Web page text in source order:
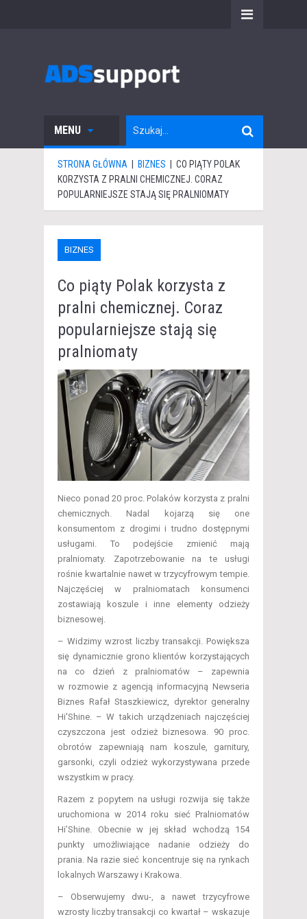
MENU
STRONA GŁÓWNA BIZNES
CO PIĄTY POLAK
KORZYSTA Z PRALNI CHEMICZNEJ. CORAZ
POPULARNIEJSZE STAJĄ SIĘ PRALNIOMATY
BIZNES
Co piąty Polak korzysta z
pralni chemicznej. Coraz
popularniejsze stają się
pralniomaty
Nieco ponad 20 proc. Polaków korzysta z pralni
chemicznych. Nadal kojarzą się one
konsumentom z drogimi i trudno dostępnymi
usługami. To podejście zmienić mają
pralniomaty. Zapotrzebowanie na te usługi
rośnie kwartalnie nawet w trzycyfrowym tempie.
Najczęściej w pralniomatach konsumenci
zostawiają koszule i inne elementy odzieży
biznesowej.
– Widzimy wzrost liczby transakcji. Powiększa
się dynamicznie grono klientów korzystających
na co dzień z pralniomatów – zapewnia
w rozmowie z agencją informacyjną Newseria
Biznes Rafał Staszkiewicz, dyrektor generalny
Hi'Shine. – W takich urządzeniach najczęściej
czyszczona jest odzież biznesowa. 90 proc.
obrotów zapewniają nam koszule, garnitury,
garsonki, czyli odzież wykorzystywana przede
wszystkim w pracy.
Razem z popytem na usługi rozwija się także
uruchomiona w 2014 roku sieć Pralniomatów
Hi’Shine. Obecnie w jej skład wchodzą 154
punkty umożliwiające nadanie odzieży do
prania. Na razie sieć koncentruje się na rynkach
lokalnych Warszawy i Krakowa.
– Obserwujemy dwu-, a nawet trzycyfrowe
wzrosty liczby transakcji co kwartał – wskazuje